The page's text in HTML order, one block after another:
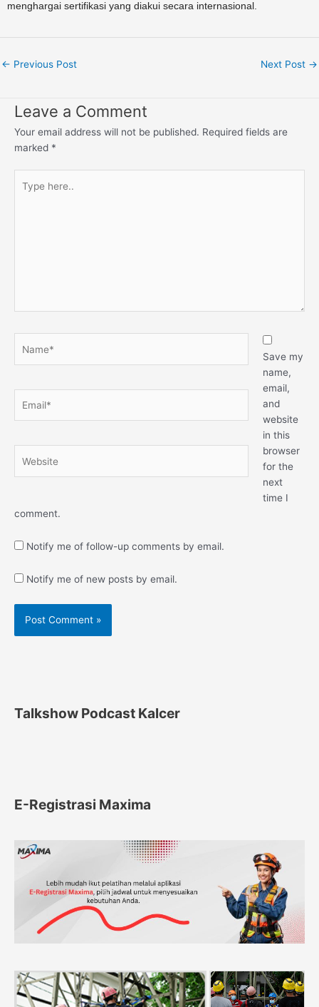
menghargai sertifikasi yang diakui secara internasional.
← Previous Post Next Post →
Leave a Comment
Your email address will not be published. Required fields are
marked *
here..
Save my
name,
email,
and
website
in this
browser
for the
next
time I
comment.
Notify me of follow-up comments by email.
Notify me of new posts by email.
Talkshow Podcast Kalcer
E-Registrasi Maxima